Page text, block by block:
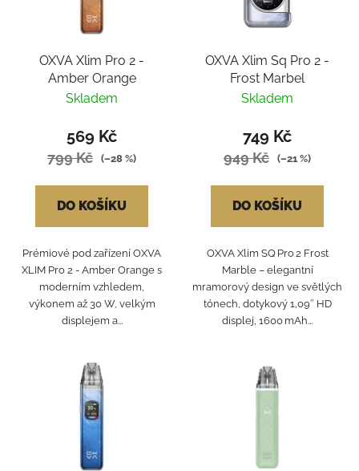
OXVA Xlim Pro 2 -
Amber Orange
Skladem
569 Kč
799 Kč (–28 %)
DO KOŠÍKU
Prémiové pod zařízení OXVA
XLIM Pro 2 - Amber Orange s
moderním vzhledem,
výkonem až 30 W, velkým
displejem a...
OXVA Xlim Sq Pro 2 -
Frost Marbel
Skladem
749 Kč
949 Kč (–21 %)
DO KOŠÍKU
OXVA Xlim SQ Pro 2 Frost
Marble – elegantní
mramorový design ve světlých
tónech, dotykový 1,09″ HD
displej, 1600 mAh...